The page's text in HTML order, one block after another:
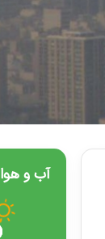
آب و هوا